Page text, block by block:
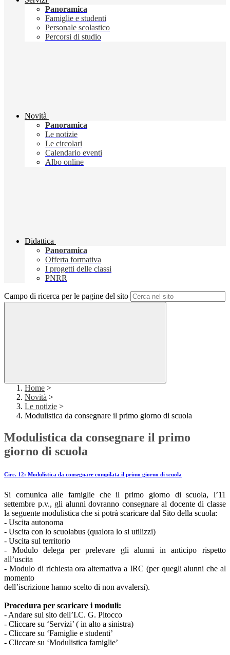
Panoramica
Famiglie e studenti
Personale scolastico
Percorsi di studio
Novità
Panoramica
Le notizie
Le circolari
Calendario eventi
Albo online
Didattica
Panoramica
Offerta formativa
I progetti delle classi
PNRR
Campo di ricerca per le pagine del sito
Home >
Novità >
Le notizie >
Modulistica da consegnare il primo giorno di scuola
Modulistica da consegnare il primo
giorno di scuola
Circ. 12: Modulistica da consegnare compilata il primo giorno di scuola
Si comunica alle famiglie che il primo giorno di scuola, l’11
settembre p.v., gli alunni dovranno consegnare al docente di classe
la seguente modulistica che si potrà scaricare dal Sito della scuola:
- Uscita autonoma
- Uscita con lo scuolabus (qualora lo si utilizzi)
- Uscita sul territorio
- Modulo delega per prelevare gli alunni in anticipo rispetto
all’uscita
- Modulo di richiesta ora alternativa a IRC (per quegli alunni che al
momento
dell’iscrizione hanno scelto di non avvalersi).
Procedura per scaricare i moduli:
- Andare sul sito dell’I.C. G. Pitocco
- Cliccare su ‘Servizi’ ( in alto a sinistra)
- Cliccare su ‘Famiglie e studenti’
- Cliccare su ‘Modulistica famiglie’